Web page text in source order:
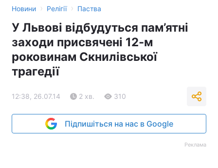
Новини › Релігії › Паства
У Львові відбудуться пам’ятні
заходи присвячені 12-м
роковинам Скнилівської
трагедії
12:38, 26.07.14 2 хв. 310
Підпишіться на нас в Google
Реклама